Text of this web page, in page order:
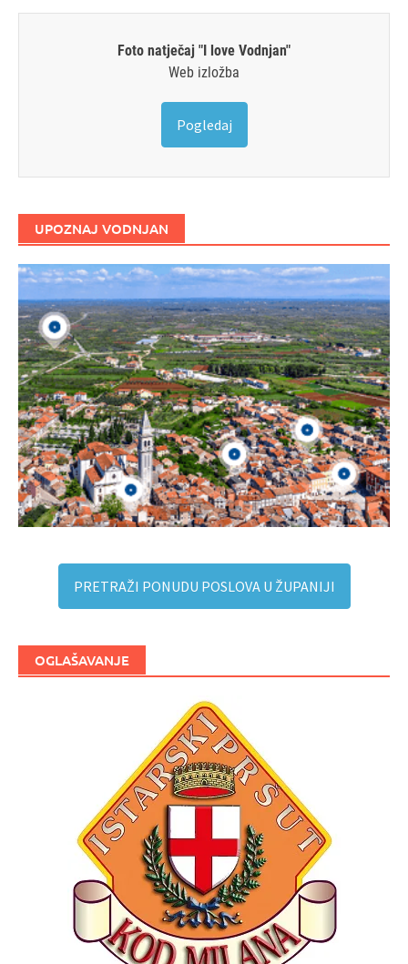
Foto natječaj "I love Vodnjan"
Web izložba
Pogledaj
UPOZNAJ VODNJAN
PRETRAŽI PONUDU POSLOVA U ŽUPANIJI
OGLAŠAVANJE